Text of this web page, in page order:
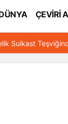
ÇEVİRİ
Suikast